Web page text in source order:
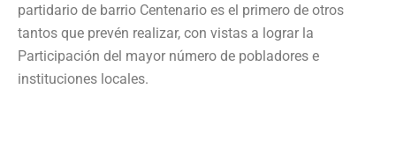
partidario de barrio Centenario es el primero de otros
tantos que prevén realizar, con vistas a lograr la
Participación del mayor número de pobladores e
instituciones locales.